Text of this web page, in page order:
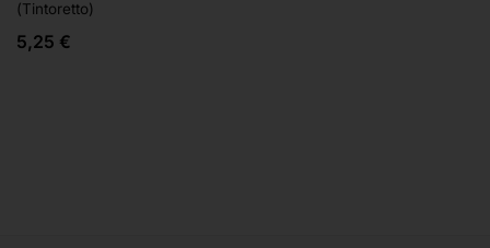
(Tintoretto)
5,25 €